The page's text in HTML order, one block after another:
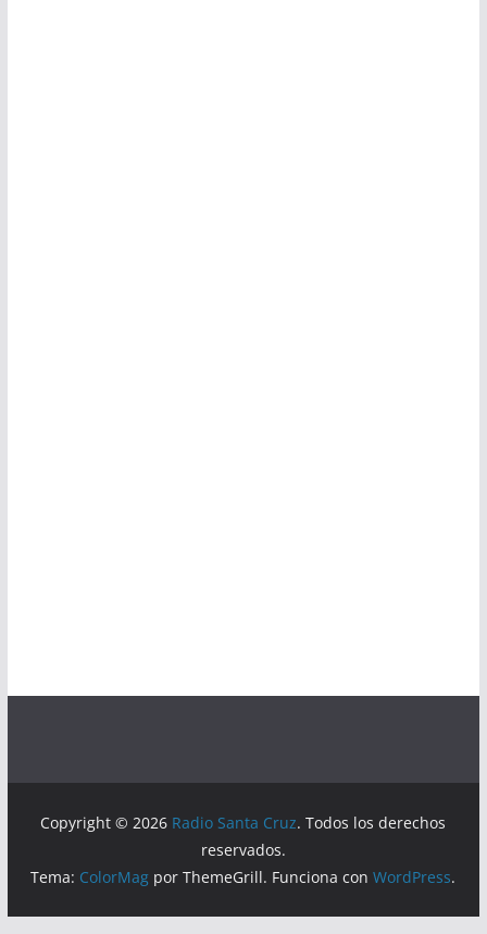
Copyright © 2026 Radio Santa Cruz. Todos los derechos
reservados.
Tema: ColorMag por ThemeGrill. Funciona conWordPress.